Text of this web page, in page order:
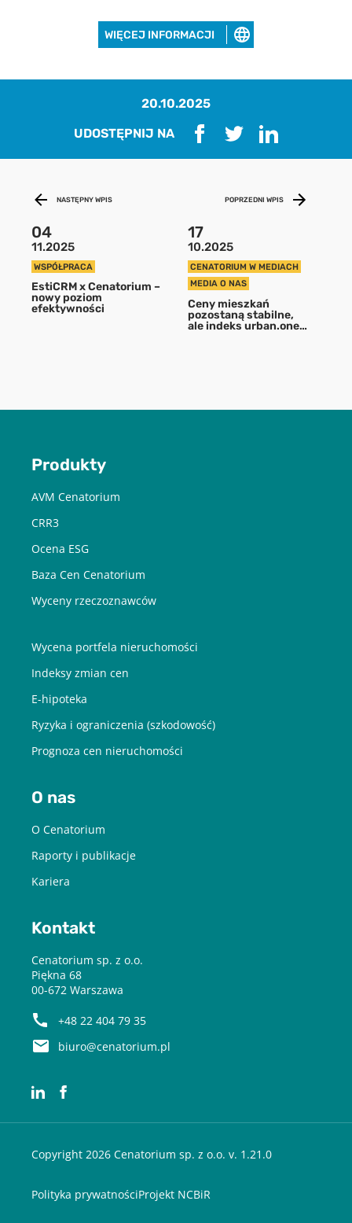
WIĘCEJ INFORMACJI
Pobierz raport
Chcę otrzymywać treści o charakterze marketingowym drogą e-
mail od Cenatorium Sp. z o.o. z siedzibą w Warszawie. Mam
świadomość, że mogę zrezygnować z subskrypcji w każdej chwili.
Więcej informacji o przetwarzaniu moich danych dostępnych jest
20.10.2025
UDOSTĘPNIJ NA
NASTĘPNY WPIS
04
11.2025
WSPÓŁPRACA
EstiCRM x Cenatorium –
nowy poziom
efektywności
POPRZEDNI WPIS
17
10.2025
CENATORIUM W MEDIACH
MEDIA O NAS
Ceny mieszkań
pozostaną stabilne,
ale indeks urban.one
Produkty
AVM Cenatorium
CRR3
Ocena ESG
Baza Cen Cenatorium
Wyceny rzeczoznawców
Wycena portfela nieruchomości
Indeksy zmian cen
E-hipoteka
Ryzyka i ograniczenia (szkodowość)
Prognoza cen nieruchomości
O nas
O Cenatorium
Raporty i publikacje
Kariera
Kontakt
Cenatorium sp. z o.o.
Piękna 68
00-672 Warszawa
+48 22 404 79 35
biuro@cenatorium.pl
Copyright 2026 Cenatorium sp. z o.o. v. 1.21.0
Polityka prywatnościProjekt NCBiR